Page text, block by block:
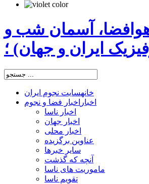
آسمان شب و
ایران و جهان) ؛
خانهسایت نجوم ایران
اخبار اخبار فضا و نجوم
اخبار ناسا
اخبار جهان
اخبار محلی
عناوین برگزیده
سایر خبرها
آنچه که گذشت
ماموریت های ناسا
تقویم ناسا